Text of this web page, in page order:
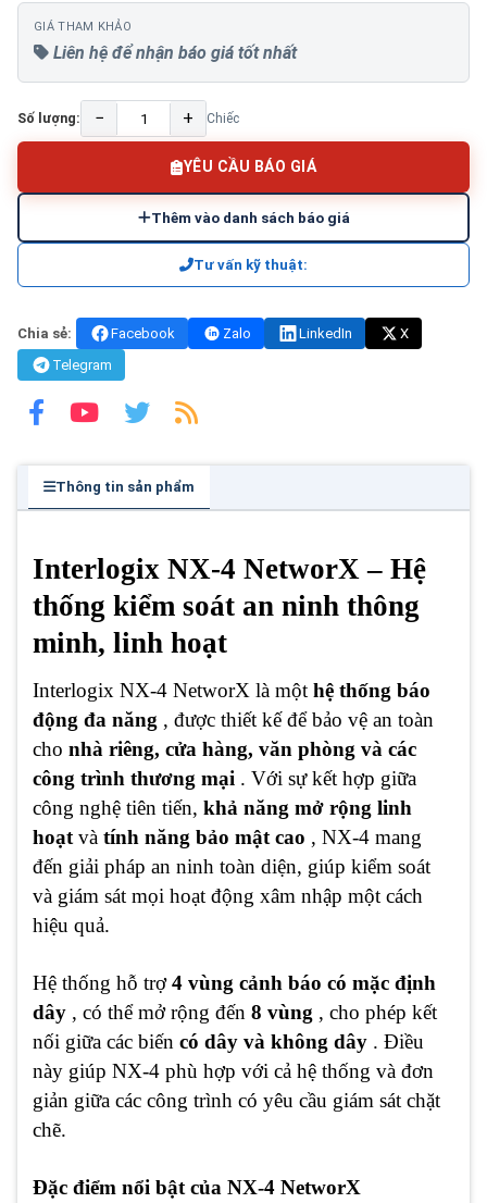
GIÁ THAM KHẢO
Liên hệ để nhận báo giá tốt nhất
Số lượng: − + Chiếc
YÊU CẦU BÁO GIÁ
Thêm vào danh sách báo giá
Tư vấn kỹ thuật:
Chia sẻ: Facebook Zalo LinkedIn
X
Telegram
Thông tin sản phẩm
Interlogix NX-4 NetworX – Hệ
thống kiểm soát an ninh thông
minh, linh hoạt
Interlogix NX-4 NetworX là một hệ thống báo
động đa năng , được thiết kế để bảo vệ an toàn
cho nhà riêng, cửa hàng, văn phòng và các
công trình thương mại . Với sự kết hợp giữa
công nghệ tiên tiến, khả năng mở rộng linh
hoạt và tính năng bảo mật cao , NX-4 mang
đến giải pháp an ninh toàn diện, giúp kiểm soát
và giám sát mọi hoạt động xâm nhập một cách
hiệu quả.
Hệ thống hỗ trợ4 vùng cảnh báo có mặc định
dây , có thể mở rộng đến 8 vùng , cho phép kết
nối giữa các biến có dây và không dây . Điều
này giúp NX-4 phù hợp với cả hệ thống và đơn
giản giữa các công trình có yêu cầu giám sát chặt
chẽ.
Đặc điểm nổi bật của NX-4 NetworX